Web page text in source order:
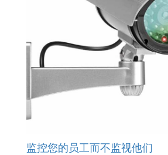
监控您的员工而不监视他们